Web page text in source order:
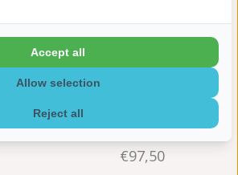
M - hout Foto kubus urn blauw M - hout
€97,50
Reject all
Allow selection
Accept all